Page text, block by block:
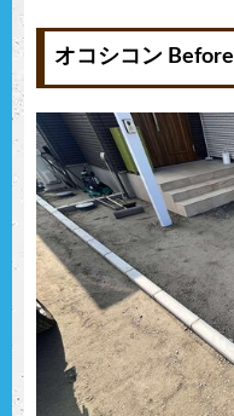
オコシコン Before